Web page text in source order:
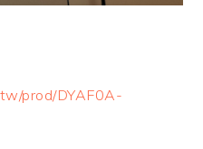
prod/DYAF0A-